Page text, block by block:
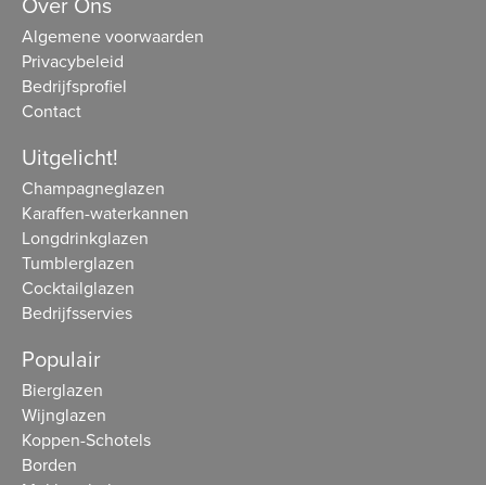
Over Ons
Algemene voorwaarden
Privacybeleid
Bedrijfsprofiel
Contact
Uitgelicht!
Champagneglazen
Karaffen-waterkannen
Longdrinkglazen
Tumblerglazen
Cocktailglazen
Bedrijfsservies
Populair
Bierglazen
Wijnglazen
Koppen-Schotels
Borden